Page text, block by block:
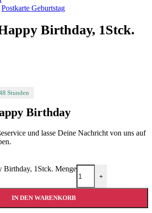
Postkarte Geburtstag
Birthday, 1Stck.
Stunden
Birthday
und lasse Deine Nachricht von uns auf
Birthday, 1Stck. Menge
+
IN DEN WARENKORB